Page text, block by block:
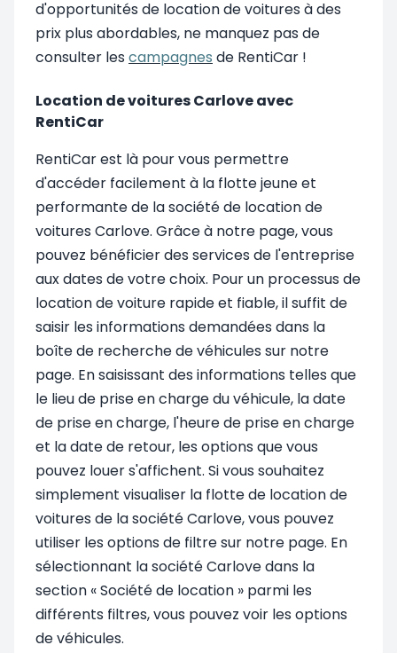
d'opportunités de location de voitures à des
prix plus abordables, ne manquez pas de
consulter les campagnes de RentiCar !
Location de voitures Carlove avec
RentiCar
RentiCar est là pour vous permettre
d'accéder facilement à la flotte jeune et
performante de la société de location de
voitures Carlove. Grâce à notre page, vous
pouvez bénéficier des services de l'entreprise
aux dates de votre choix. Pour un processus de
location de voiture rapide et fiable, il suffit de
saisir les informations demandées dans la
boîte de recherche de véhicules sur notre
page. En saisissant des informations telles que
le lieu de prise en charge du véhicule, la date
de prise en charge, l'heure de prise en charge
et la date de retour, les options que vous
pouvez louer s'affichent. Si vous souhaitez
simplement visualiser la flotte de location de
voitures de la société Carlove, vous pouvez
utiliser les options de filtre sur notre page. En
sélectionnant la société Carlove dans la
section « Société de location » parmi les
différents filtres, vous pouvez voir les options
de véhicules.